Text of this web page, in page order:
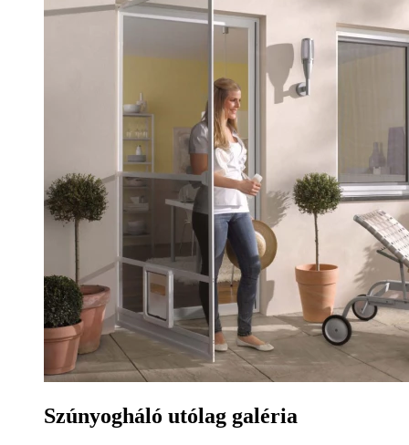
Szúnyogháló utólag galéria